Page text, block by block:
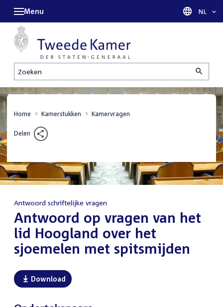
Zoeken
Menu Taal
NL
Home Kamerstukken Kamervragen
Delen
Antwoord schriftelijke vragen
Antwoord op vragen van het
lid Hoogland over het
sjoemelen met spitsmijden
Download